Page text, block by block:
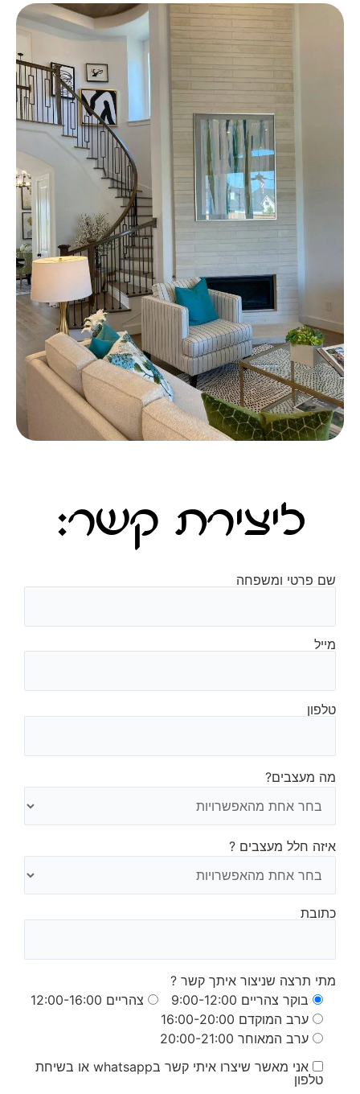
ליצירת קשר:
שם פרטי ומשפחה
מייל
טלפון
מה מעצבים?
איזה חלל מעצבים ?
כתובת
מתי תרצה שניצור איתך קשר ?
בוקר צהריים 9:00-12:00
צהריים 12:00-16:00
ערב המוקדם 16:00-20:00
ערב המאוחר 20:00-21:00
אני מאשר שיצרו איתי קשר בwhatsapp או בשיחת
טלפון